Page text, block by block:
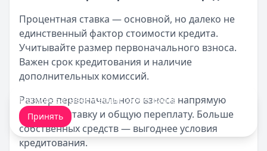
Процентная ставка — основной, но далеко не
единственный фактор стоимости кредита.
Учитывайте размер первоначального взноса.
Важен срок кредитования и наличие
дополнительных комиссий.
Размер первоначального взноса напрямую
влияет на ставку и общую переплату. Больше
собственных средств — выгоднее условия
кредитования.
Мы обрабатываем ваши cookie-файлы.
Принять